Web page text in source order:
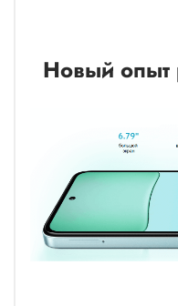
Новый опыт